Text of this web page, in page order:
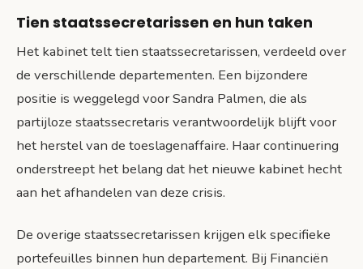
Tien staatssecretarissen en hun taken
Het kabinet telt tien staatssecretarissen, verdeeld over
de verschillende departementen. Een bijzondere
positie is weggelegd voor Sandra Palmen, die als
partijloze staatssecretaris verantwoordelijk blijft voor
het herstel van de toeslagenaffaire. Haar continuering
onderstreept het belang dat het nieuwe kabinet hecht
aan het afhandelen van deze crisis.
De overige staatssecretarissen krijgen elk specifieke
portefeuilles binnen hun departement. Bij Financiën